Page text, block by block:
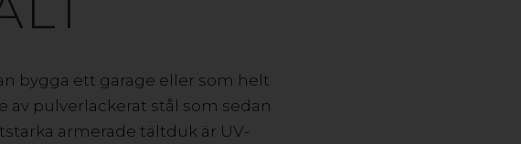
bygga ett garage eller som helt
pulverlackerat stål som sedan
armerade tältduk är UV-